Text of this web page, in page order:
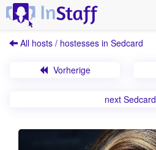
All hosts / hostesses in Sedcard
Vorherige
next Sedcard